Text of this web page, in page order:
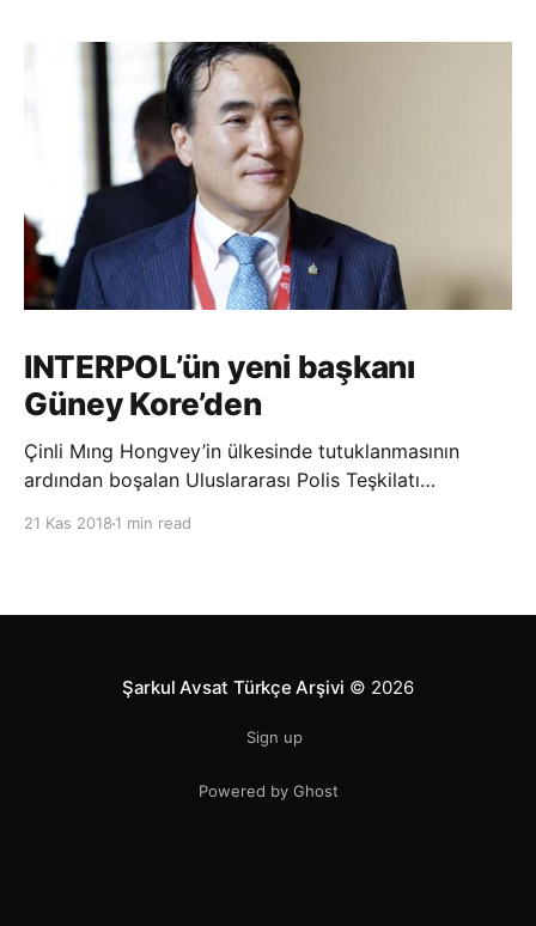
INTERPOL’ün yeni başkanı
Güney Kore’den
Çinli Mıng Hongvey’in ülkesinde tutuklanmasının
ardından boşalan Uluslararası Polis Teşkilatı
21 Kas 2018 1 min read
Şarkul Avsat Türkçe Arşivi © 2026
Sign up
Powered by Ghost